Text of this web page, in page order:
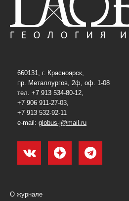
660131, г. Красноярск,
пр. Металлургов, 2ф, оф. 1-08
тел. +7 913 534-80-12,
+7 906 911-27-03,
+7 913 532-92-11
e-mail: globus-j@mail.ru
О журнале